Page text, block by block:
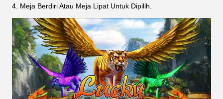
4. Meja Berdiri Atau Meja Lipat Untuk Dipilih.